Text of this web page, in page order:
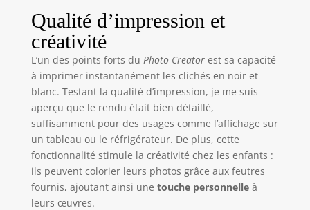
avec feutres et
stickers. KIT
À UTILISER – Inclut
écran LCD couleur
2.4’’, batterie
rechargeable
1000mAh, câble
USB et impression
thermique sans
encre. Carte micro-
SD compatible
(non incluse) pour
Qualité d’impression et
créativité
L’un des points forts du Photo Creatorest sa capacité
à imprimer instantanément les clichés en noir et
blanc. Testant la qualité d’impression, je me suis
aperçu que le rendu était bien détaillé,
suffisamment pour des usages comme l’affichage sur
un tableau ou le réfrigérateur. De plus, cette
fonctionnalité stimule la créativité chez les enfants :
ils peuvent colorier leurs photos grâce aux feutres
fournis, ajoutant ainsi une touche personnelleà
leurs œuvres.